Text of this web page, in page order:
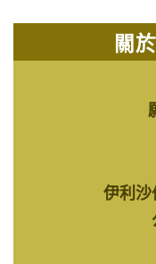
1
憾」的生死
認知障礙
好喇﹗(經
趣味手作
大笑椅上養
關
伊利